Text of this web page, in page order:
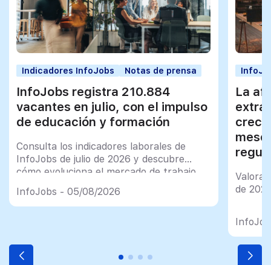
Indicadores InfoJobs Notas de prensa
InfoJobs registra 210.884
vacantes en julio, con el impulso
de educación y formación
Consulta los indicadores laborales de
InfoJobs de julio de 2026 y descubre
cómo evoluciona el mercado de trabajo
InfoJobs - 05/08/2026
La
de